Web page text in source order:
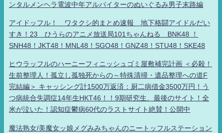
ンタルメンヘラ電波中年アルバイターのぬいぐるみ男子末路編
アイドッフル！ ワタクシ的まとめ速報 地下格闘アイドルだい
すき！23 ひうらのアニメ放送局101ちゃんねる BNK48 ！
SNH48！JKT48！MNL48！SGO48！GNZ48！STU48！SKE48
ヒウラッフルのハーニーフィニッシュゴミ屋敷補完計画 ＜必殺！
生前整理人！孤立し孤独死からの～特殊清掃・遺品整理への道F
完結編＞ キャッシング計1500万返済：厨二病借金3500万円！う
つ病統合失調症14年生HKT46！！9期研究生、最後のサイト！全
米が泣いた！認知症鬱病60代のラストサイト絶賛！公開中
魔法熟女/美魔女ッ娘メグみみちゃんのニートッフルステーション